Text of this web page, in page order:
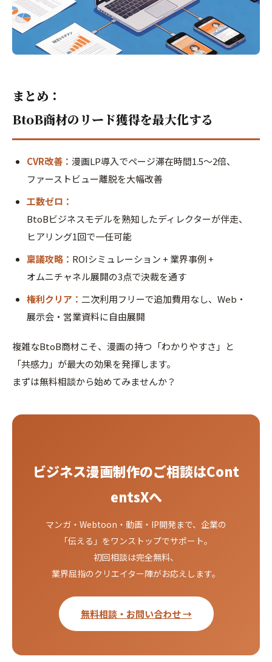
まとめ：
BtoB商材のリード獲得を最大化する
CVR改善： 漫画LP導入でページ滞在時間1.5〜2倍、
ファーストビュー離脱を大幅改善
工数ゼロ：
BtoBビジネスモデルを熟知したディレクターが伴走、
ヒアリング1回で一任可能
稟議攻略： ROIシミュレーション + 業界事例 +
オムニチャネル展開の3点で決裁を通す
権利クリア： 二次利用フリーで追加費用なし、Web・
展示会・営業資料に自由展開
複雑なBtoB商材こそ、漫画の持つ「わかりやすさ」と
「共感力」が最大の効果を発揮します。
まずは無料相談から始めてみませんか？
ビジネス漫画制作のご相談はCont
entsXへ
マンガ・Webtoon・動画・IP開発まで、企業の
「伝える」をワンストップでサポート。
初回相談は完全無料、
業界屈指のクリエイター陣がお応えします。
無料相談・お問い合わせ →